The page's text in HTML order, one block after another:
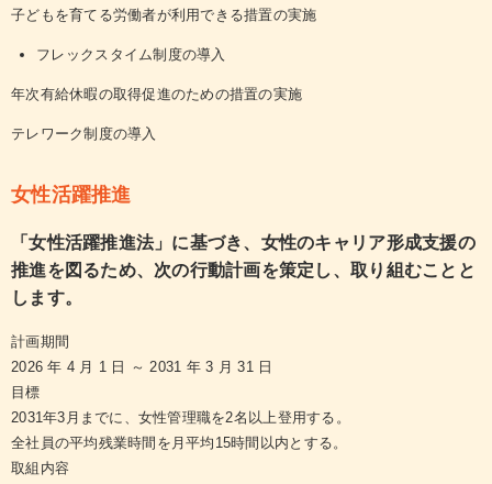
子どもを育てる労働者が利用できる措置の実施
フレックスタイム制度の導入
年次有給休暇の取得促進のための措置の実施
テレワーク制度の導入
女性活躍推進
「女性活躍推進法」に基づき、女性のキャリア形成支援の
推進を図るため、次の行動計画を策定し、取り組むことと
します。
計画期間
2026 年 4 月 1 日 ～ 2031 年 3 月 31 日
目標
2031年3月までに、女性管理職を2名以上登用する。
全社員の平均残業時間を月平均15時間以内とする。
取組内容